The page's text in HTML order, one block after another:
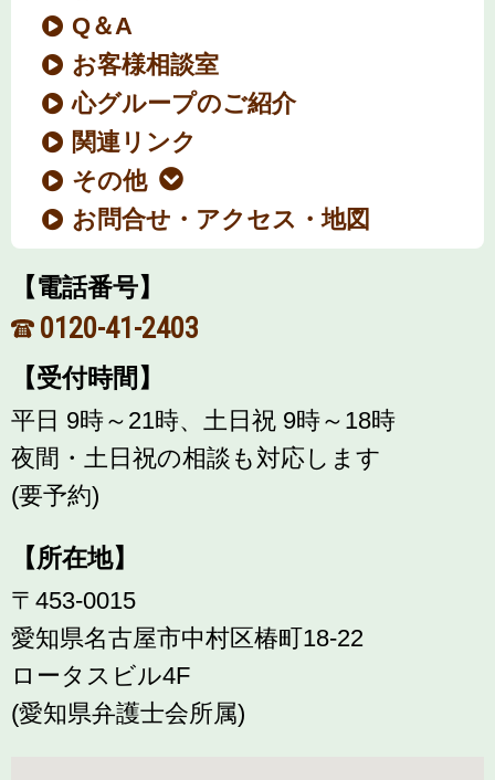
Q＆A
お客様相談室
心グループのご紹介
関連リンク
その他
お問合せ・アクセス・地図
【電話番号】
0120-41-2403
【受付時間】
平日 9時～21時、土日祝 9時～18時
夜間・土日祝の相談も対応します
(要予約)
【所在地】
〒453-0015
愛知県名古屋市中村区椿町18-22
ロータスビル4F
(愛知県弁護士会所属)